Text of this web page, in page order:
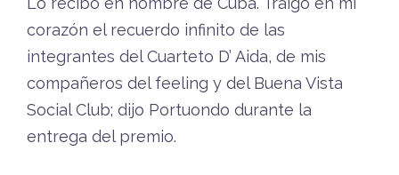
corazón el recuerdo infinito de las
integrantes del Cuarteto D’ Aida, de mis
compañeros del feeling y del Buena Vista
Social Club; dijo Portuondo durante la
entrega del premio.